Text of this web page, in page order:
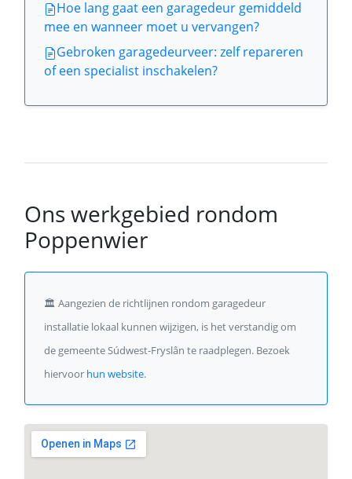
Hoe lang gaat een garagedeur gemiddeld
mee en wanneer moet u vervangen?
Gebroken garagedeurveer: zelf repareren
of een specialist inschakelen?
Ons werkgebied rondom
Poppenwier
🏛️ Aangezien de richtlijnen rondom garagedeur
installatie lokaal kunnen wijzigen, is het verstandig om
de gemeente Súdwest-Fryslân te raadplegen. Bezoek
hiervoor hun website.